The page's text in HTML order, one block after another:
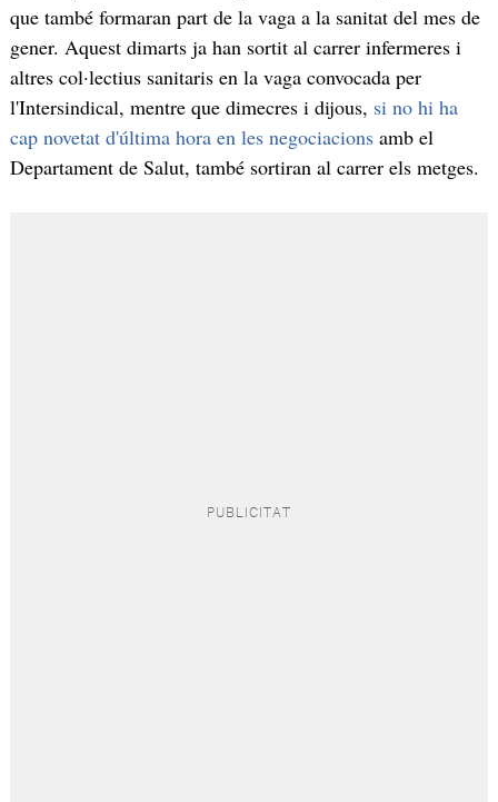
que també formaran part de la vaga a la sanitat del mes de
gener. Aquest dimarts ja han sortit al carrer infermeres i
altres col·lectius sanitaris en la vaga convocada per
l'Intersindical, mentre que dimecres i dijous, si no hi ha
cap novetat d'última hora en les negociacionsamb el
Departament de Salut, també sortiran al carrer els metges.